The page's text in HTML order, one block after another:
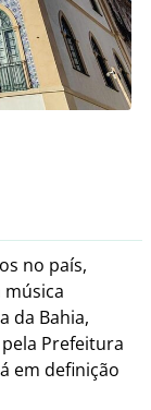
no país,
da Bahia,
Prefeitura
em definição